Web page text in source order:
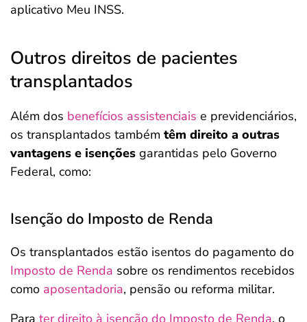
aplicativo Meu INSS.
Outros direitos de pacientes
transplantados
Além dos benefícios assistenciais e previdenciários,
os transplantados também têm direito a outras
vantagens e isenções garantidas pelo Governo
Federal, como:
Isenção do Imposto de Renda
Os transplantados estão isentos do pagamento do
Imposto de Renda sobre os rendimentos recebidos
como aposentadoria, pensão ou reforma militar.
Para ter direito à isenção do Imposto de Renda, o